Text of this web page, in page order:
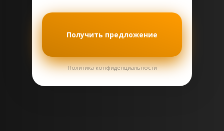
Получить предложение
Политика конфиденциальности